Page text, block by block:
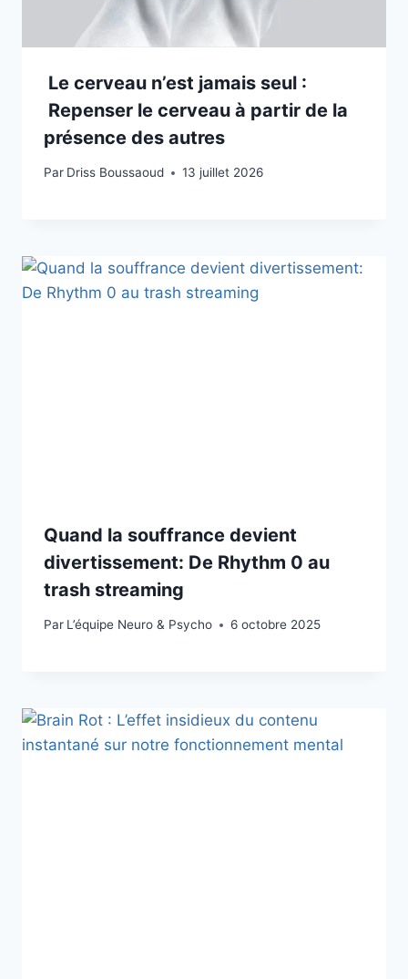
Le cerveau n’est jamais seul :
Repenser le cerveau à partir de la
présence des autres
Par Driss Boussaoud 13 juillet 2026
Quand la souffrance devient
divertissement: De Rhythm 0 au
trash streaming
Par L’équipe Neuro & Psycho 6 octobre 2025